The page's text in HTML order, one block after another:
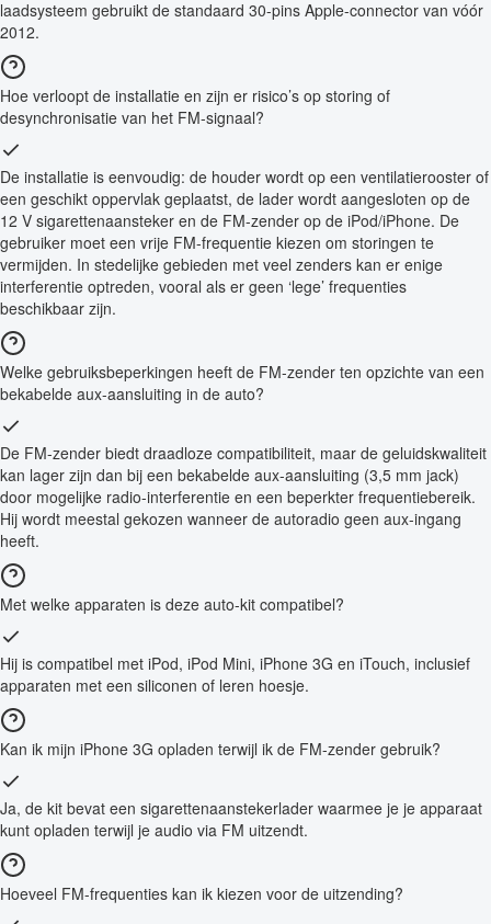
laadsysteem gebruikt de standaard 30-pins Apple-connector van vóór
2012.
Hoe verloopt de installatie en zijn er risico’s op storing of
desynchronisatie van het FM-signaal?
De installatie is eenvoudig: de houder wordt op een ventilatierooster of
een geschikt oppervlak geplaatst, de lader wordt aangesloten op de
12 V sigarettenaansteker en de FM-zender op de iPod/iPhone. De
gebruiker moet een vrije FM-frequentie kiezen om storingen te
vermijden. In stedelijke gebieden met veel zenders kan er enige
interferentie optreden, vooral als er geen ‘lege’ frequenties
beschikbaar zijn.
Welke gebruiksbeperkingen heeft de FM-zender ten opzichte van een
bekabelde aux-aansluiting in de auto?
De FM-zender biedt draadloze compatibiliteit, maar de geluidskwaliteit
kan lager zijn dan bij een bekabelde aux-aansluiting (3,5 mm jack)
door mogelijke radio-interferentie en een beperkter frequentiebereik.
Hij wordt meestal gekozen wanneer de autoradio geen aux-ingang
heeft.
Met welke apparaten is deze auto-kit compatibel?
Hij is compatibel met iPod, iPod Mini, iPhone 3G en iTouch, inclusief
apparaten met een siliconen of leren hoesje.
Kan ik mijn iPhone 3G opladen terwijl ik de FM-zender gebruik?
Ja, de kit bevat een sigarettenaanstekerlader waarmee je je apparaat
kunt opladen terwijl je audio via FM uitzendt.
Hoeveel FM-frequenties kan ik kiezen voor de uitzending?